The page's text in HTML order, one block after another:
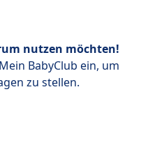
nutzen möchten!
BabyClub ein, um
zu stellen.